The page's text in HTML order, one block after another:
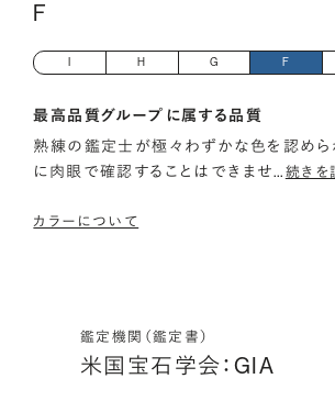
F
H G F
最高品質グループに属する品質
熟練の鑑定士が極々わずかな色を認めら
に肉眼で確認することはできませ… 続きを
カラーについて
鑑定機関（鑑定書）
米国宝石学会：GIA